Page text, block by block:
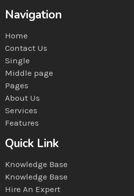
Navigation
Home
Contact Us
Single
Middle page
Pages
About Us
Services
Features
Quick Link
Knowledge Base
Knowledge Base
Hire An Expert